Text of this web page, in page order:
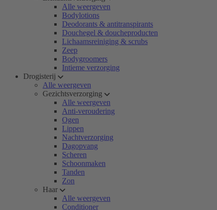
Alle weergeven
Bodylotions
Deodorants & antitranspirants
Douchegel & doucheproducten
Lichaamsreiniging & scrubs
Zeep
Bodygroomers
Intieme verzorging
Drogisterij
Alle weergeven
Gezichtsverzorging
Alle weergeven
Anti-veroudering
Ogen
Lippen
Nachtverzorging
Dagopvang
Scheren
Schoonmaken
Tanden
Zon
Haar
Alle weergeven
Conditioner